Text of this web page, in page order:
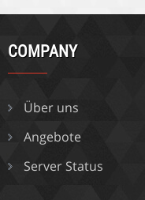
COMPANY
Über uns
Angebote
Server Status